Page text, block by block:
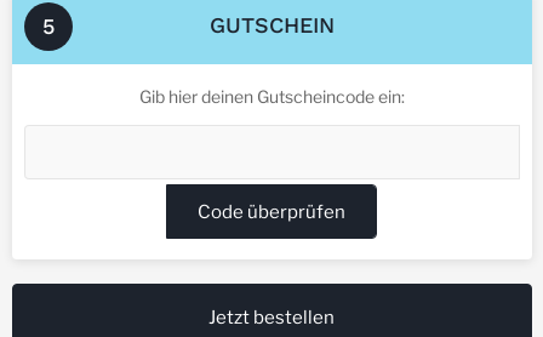
5 GUTSCHEIN
Gib hier deinen Gutscheincode ein:
Code überprüfen
Jetzt bestellen